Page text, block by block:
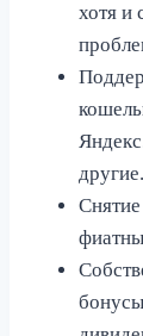
хотя и
другие.